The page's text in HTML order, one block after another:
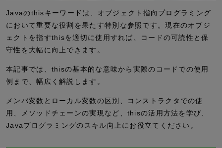
Javaのthisキーワードは、オブジェクト指向プログラミング
において重要な役割を果たす特別な参照です。現在のオブジ
ェクトを指すthisを適切に使用すれば、コードの可読性と保
守性を大幅に向上できます。
本記事では、thisの基本的な意味から実際のコードでの使用
例まで、幅広く解説します。
メンバ変数とローカル変数の区別、コンストラクタでの使
用、メソッドチェーンの実現など、thisの活用方法を学び、
Javaプログラミングのスキル向上にお役立てください。